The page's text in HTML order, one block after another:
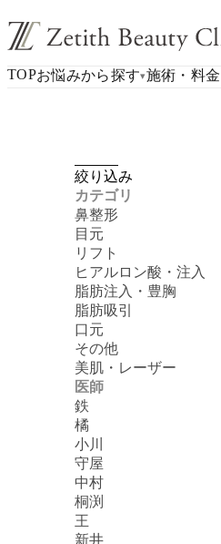
TOPお悩みから探す▾施術・料金
絞り込み
カテゴリ
鼻整形
目元
リフト
ヒアルロン酸・注入
脂肪注入・豊胸
脂肪吸引
口元
その他
美肌・レーザー
医師
鉄
橘
小川
守屋
中村
桐渕
王
新井